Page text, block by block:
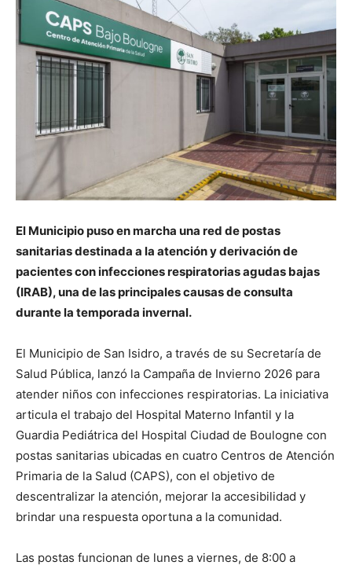
El Municipio puso en marcha una red de postas
sanitarias destinada a la atención y derivación de
pacientes con infecciones respiratorias agudas bajas
(IRAB), una de las principales causas de consulta
durante la temporada invernal.
El Municipio de San Isidro, a través de su Secretaría de
Salud Pública, lanzó la Campaña de Invierno 2026 para
atender niños con infecciones respiratorias. La iniciativa
articula el trabajo del Hospital Materno Infantil y la
Guardia Pediátrica del Hospital Ciudad de Boulogne con
postas sanitarias ubicadas en cuatro Centros de Atención
Primaria de la Salud (CAPS), con el objetivo de
descentralizar la atención, mejorar la accesibilidad y
brindar una respuesta oportuna a la comunidad.
Las postas funcionan de lunes a viernes, de 8:00 a